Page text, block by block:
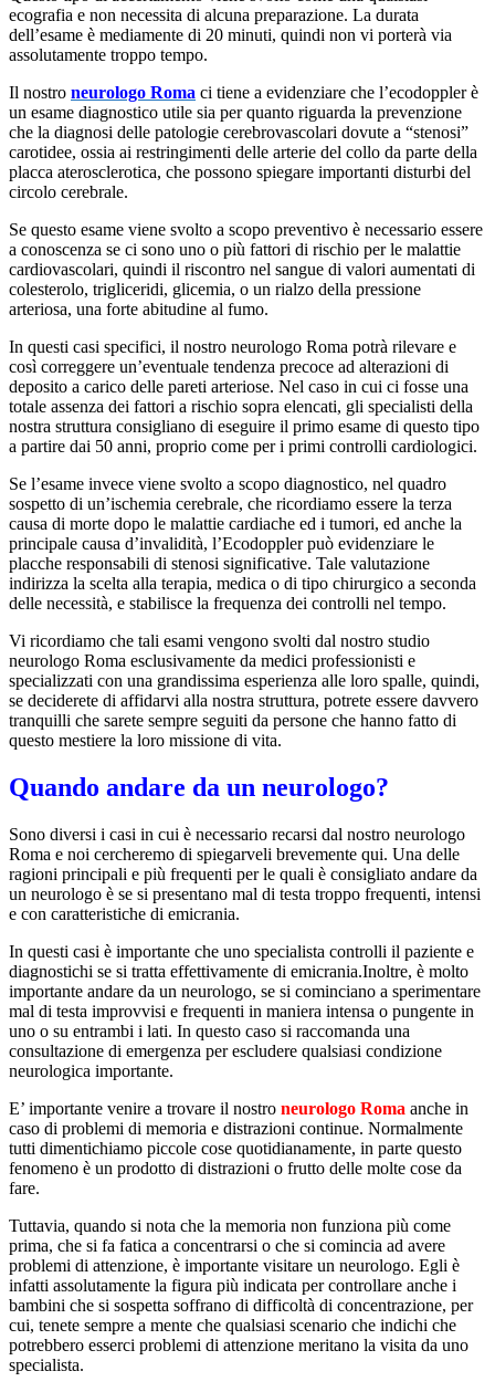
ecografia e non necessita di alcuna preparazione. La durata
dell’esame è mediamente di 20 minuti, quindi non vi porterà via
assolutamente troppo tempo.
Il nostro neurologo Roma ci tiene a evidenziare che l’ecodoppler è
un esame diagnostico utile sia per quanto riguarda la prevenzione
che la diagnosi delle patologie cerebrovascolari dovute a “stenosi”
carotidee, ossia ai restringimenti delle arterie del collo da parte della
placca aterosclerotica, che possono spiegare importanti disturbi del
circolo cerebrale.
Se questo esame viene svolto a scopo preventivo è necessario essere
a conoscenza se ci sono uno o più fattori di rischio per le malattie
cardiovascolari, quindi il riscontro nel sangue di valori aumentati di
colesterolo, trigliceridi, glicemia, o un rialzo della pressione
arteriosa, una forte abitudine al fumo.
In questi casi specifici, il nostro neurologo Roma potrà rilevare e
così correggere un’eventuale tendenza precoce ad alterazioni di
deposito a carico delle pareti arteriose. Nel caso in cui ci fosse una
totale assenza dei fattori a rischio sopra elencati, gli specialisti della
nostra struttura consigliano di eseguire il primo esame di questo tipo
a partire dai 50 anni, proprio come per i primi controlli cardiologici.
Se l’esame invece viene svolto a scopo diagnostico, nel quadro
sospetto di un’ischemia cerebrale, che ricordiamo essere la terza
causa di morte dopo le malattie cardiache ed i tumori, ed anche la
principale causa d’invalidità, l’Ecodoppler può evidenziare le
placche responsabili di stenosi significative. Tale valutazione
indirizza la scelta alla terapia, medica o di tipo chirurgico a seconda
delle necessità, e stabilisce la frequenza dei controlli nel tempo.
Vi ricordiamo che tali esami vengono svolti dal nostro studio
neurologo Roma esclusivamente da medici professionisti e
specializzati con una grandissima esperienza alle loro spalle, quindi,
se deciderete di affidarvi alla nostra struttura, potrete essere davvero
tranquilli che sarete sempre seguiti da persone che hanno fatto di
questo mestiere la loro missione di vita.
Quando andare da un neurologo?
Sono diversi i casi in cui è necessario recarsi dal nostro neurologo
Roma e noi cercheremo di spiegarveli brevemente qui. Una delle
ragioni principali e più frequenti per le quali è consigliato andare da
un neurologo è se si presentano mal di testa troppo frequenti, intensi
e con caratteristiche di emicrania.
In questi casi è importante che uno specialista controlli il paziente e
diagnostichi se si tratta effettivamente di emicrania.Inoltre, è molto
importante andare da un neurologo, se si cominciano a sperimentare
mal di testa improvvisi e frequenti in maniera intensa o pungente in
uno o su entrambi i lati. In questo caso si raccomanda una
consultazione di emergenza per escludere qualsiasi condizione
neurologica importante.
E’ importante venire a trovare il nostro neurologo Roma anche in
caso di problemi di memoria e distrazioni continue. Normalmente
tutti dimentichiamo piccole cose quotidianamente, in parte questo
fenomeno è un prodotto di distrazioni o frutto delle molte cose da
fare.
Tuttavia, quando si nota che la memoria non funziona più come
prima, che si fa fatica a concentrarsi o che si comincia ad avere
problemi di attenzione, è importante visitare un neurologo. Egli è
infatti assolutamente la figura più indicata per controllare anche i
bambini che si sospetta soffrano di difficoltà di concentrazione, per
cui, tenete sempre a mente che qualsiasi scenario che indichi che
potrebbero esserci problemi di attenzione meritano la visita da uno
specialista.